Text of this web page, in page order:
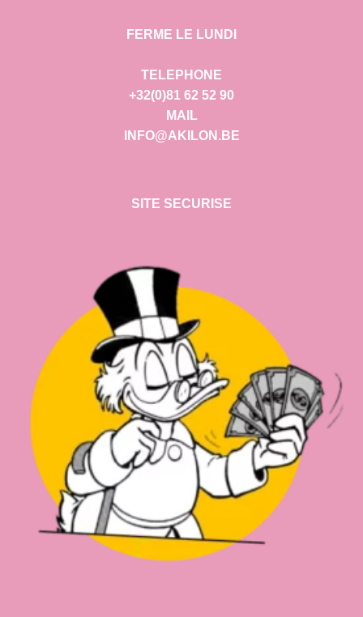
FERME LE LUNDI
TELEPHONE
+32(0)81 62 52 90
MAIL
INFO@AKILON.BE
SITE SECURISE